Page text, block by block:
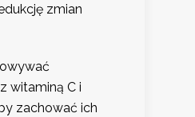
zmian
witaminą C i
zachować ich